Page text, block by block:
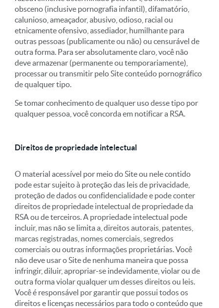
obsceno (inclusive pornografia infantil), difamatório,
calunioso, ameaçador, abusivo, odioso, racial ou
etnicamente ofensivo, assediador, humilhante para
outras pessoas (publicamente ou não) ou censurável de
outra forma. Para ser absolutamente claro, você não
deve armazenar (permanente ou temporariamente),
processar ou transmitir pelo Site conteúdo pornográfico
de qualquer tipo.
Se tomar conhecimento de qualquer uso desse tipo por
qualquer pessoa, você concorda em notificar a RSA.
Direitos de propriedade intelectual
O material acessível por meio do Site ou nele contido
pode estar sujeito à proteção das leis de privacidade,
proteção de dados ou confidencialidade e pode conter
direitos de propriedade intelectual de propriedade da
RSA ou de terceiros. A propriedade intelectual pode
incluir, mas não se limita a, direitos autorais, patentes,
marcas registradas, nomes comerciais, segredos
comerciais ou outras informações proprietárias. Você
não deve usar o Site de nenhuma maneira que possa
infringir, diluir, apropriar-se indevidamente, violar ou de
outra forma violar qualquer um desses direitos ou leis.
Você é responsável por garantir que possui todos os
direitos e licenças necessários para todo o conteúdo que